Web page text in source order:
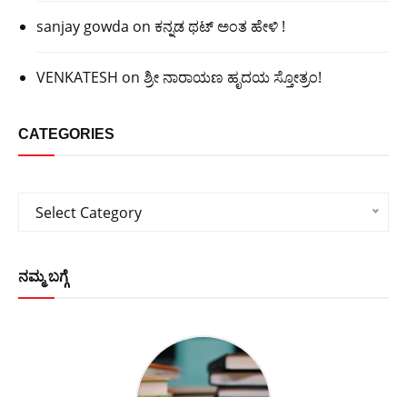
sanjay gowda on ಕನ್ನಡ ಥಟ್ ಅಂತ ಹೇಳಿ !
VENKATESH on ಶ್ರೀ ನಾರಾಯಣ ಹೃದಯ ಸ್ತೋತ್ರಂ!
CATEGORIES
Categories
Select Category
ನಮ್ಮ ಬಗ್ಗೆ